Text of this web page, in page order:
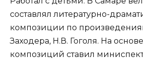
составлял литературно-
композиции по
Заходера, Н.В. Гоголя. На
композиций ставил